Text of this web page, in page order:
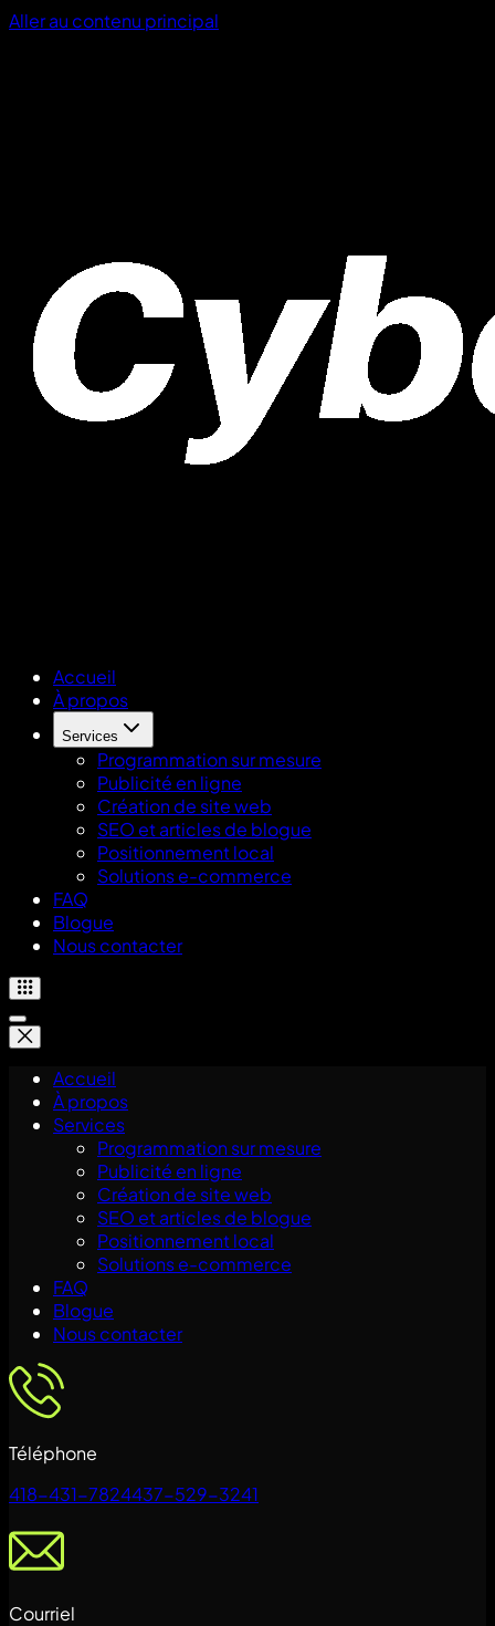
Aller au contenu principal
Accueil
À propos
Services
Programmation sur mesure
Publicité en ligne
Création de site web
SEO et articles de blogue
Positionnement local
Solutions e-commerce
FAQ
Blogue
Nous contacter
Accueil
À propos
Services
Programmation sur mesure
Publicité en ligne
Création de site web
SEO et articles de blogue
Positionnement local
Solutions e-commerce
FAQ
Blogue
Nous contacter
Téléphone
418-431-7824437-529-3241
Courriel